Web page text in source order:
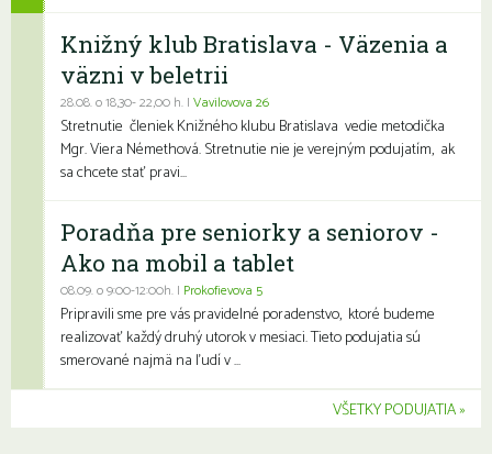
Knižný klub Bratislava - Väzenia a
väzni v beletrii
28.08. o 18,30- 22,00 h. | Vavilovova 26
Stretnutie členiek Knižného klubu Bratislava vedie metodička
Mgr. Viera Némethová. Stretnutie nie je verejným podujatím, ak
sa chcete stať pravi...
Poradňa pre seniorky a seniorov -
Ako na mobil a tablet
08.09. o 9:00-12:00h. | Prokofievova 5
Pripravili sme pre vás pravidelné poradenstvo, ktoré budeme
realizovať každý druhý utorok v mesiaci. Tieto podujatia sú
smerované najmä na ľudí v ...
VŠETKY PODUJATIA